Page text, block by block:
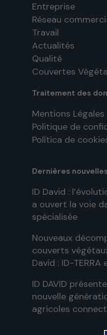
Entreprise
Réseau
Travail
Actualités
Qualité
Couvertes
Traitement des
Mentions Légales
Politique de
Política de
Dernières
ID David :
a ouvert la voie
spécialisée
Nouveaux
couverts
David : ID-TERRA
ID DAVID
nouvelle
agricoles